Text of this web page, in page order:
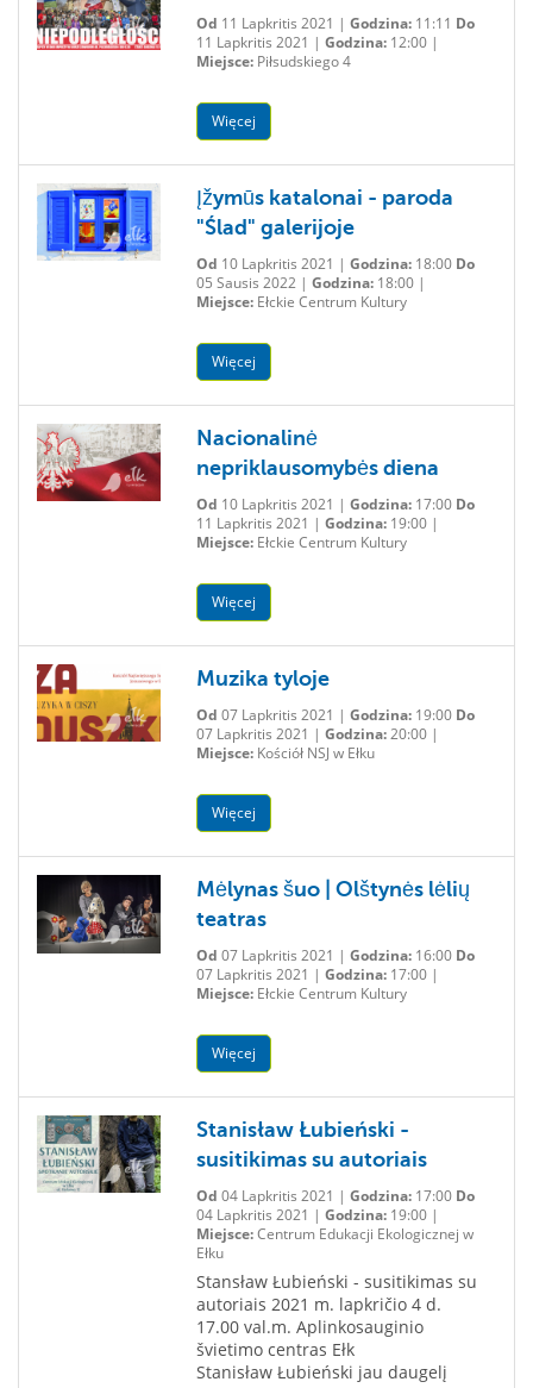
Od 11 Lapkritis 2021 | Godzina:11:11 Do
11 Lapkritis 2021 | Godzina:12:00 |
Miejsce:Piłsudskiego 4
Więcej
Įžymūs katalonai - paroda
"Ślad" galerijoje
Od 10 Lapkritis 2021 | Godzina:18:00 Do
05 Sausis 2022 | Godzina:18:00 |
Miejsce:Ełckie Centrum Kultury
Więcej
Nacionalinė
nepriklausomybės diena
Od 10 Lapkritis 2021 | Godzina:17:00 Do
11 Lapkritis 2021 | Godzina:19:00 |
Miejsce:Ełckie Centrum Kultury
Więcej
Muzika tyloje
Od 07 Lapkritis 2021 | Godzina:19:00 Do
07 Lapkritis 2021 | Godzina:20:00 |
Miejsce:Kościół NSJ w Ełku
Więcej
Mėlynas šuo | Olštynės lėlių
teatras
Od 07 Lapkritis 2021 | Godzina:16:00 Do
07 Lapkritis 2021 | Godzina:17:00 |
Miejsce:Ełckie Centrum Kultury
Więcej
Stanisław Łubieński -
susitikimas su autoriais
Od 04 Lapkritis 2021 | Godzina:17:00 Do
04 Lapkritis 2021 | Godzina:19:00 |
Miejsce:Centrum Edukacji Ekologicznej w
Ełku
Stansław Łubieński - susitikimas su
autoriais 2021 m. lapkričio 4 d.
17.00 val.m. Aplinkosauginio
švietimo centras Ełk
Stanisław Łubieński jau daugelį